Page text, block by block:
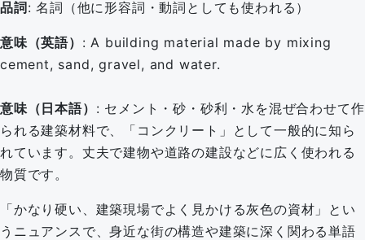
品詞: 名詞（他に形容詞・動詞としても使われる）
意味（英語） : A building material made by mixing
cement, sand, gravel, and water.
意味（日本語） : セメント・砂・砂利・水を混ぜ合わせて作
られる建築材料で、「コンクリート」として一般的に知ら
れています。丈夫で建物や道路の建設などに広く使われる
物質です。
「かなり硬い、建築現場でよく見かける灰色の資材」とい
うニュアンスで、身近な街の構造や建築に深く関わる単語